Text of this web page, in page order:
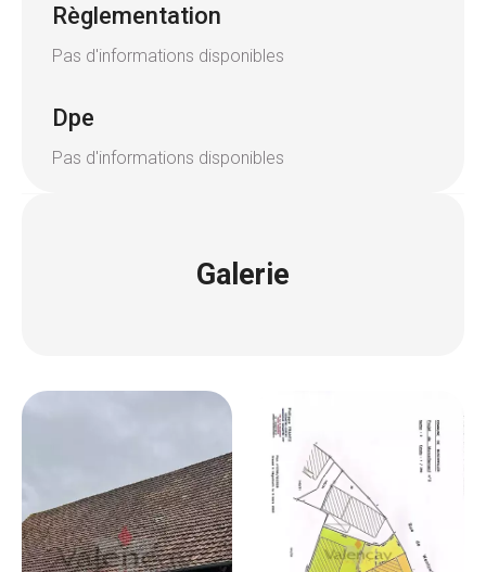
Règlementation
Pas d'informations disponibles
Dpe
Pas d'informations disponibles
Galerie